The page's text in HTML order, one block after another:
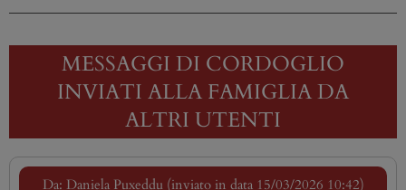
MESSAGGI DI CORDOGLIO
INVIATI ALLA FAMIGLIA DA
ALTRI UTENTI
Da: Daniela Puxeddu (inviato in data 15/03/2026 10:42)